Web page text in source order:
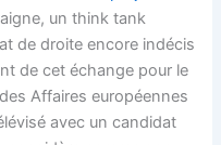
un think tank
de droite encore indécis
de cet échange pour le
Affaires européennes
avec un candidat